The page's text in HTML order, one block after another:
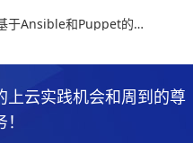
下一篇：Linux服务器自动化部署：基于Ansible和Puppet的实践教程
上云实践机会和周到的尊